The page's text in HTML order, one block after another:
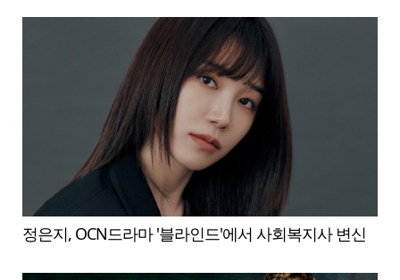
정은지, OCN드라마 '블라인드'에서 사회복지사 변신